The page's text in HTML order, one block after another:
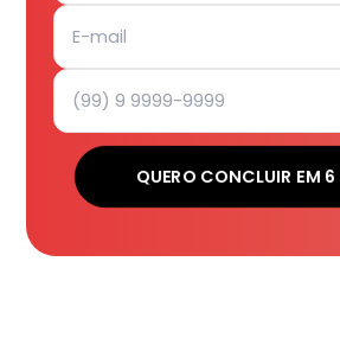
QUERO CONCLUIR EM 6